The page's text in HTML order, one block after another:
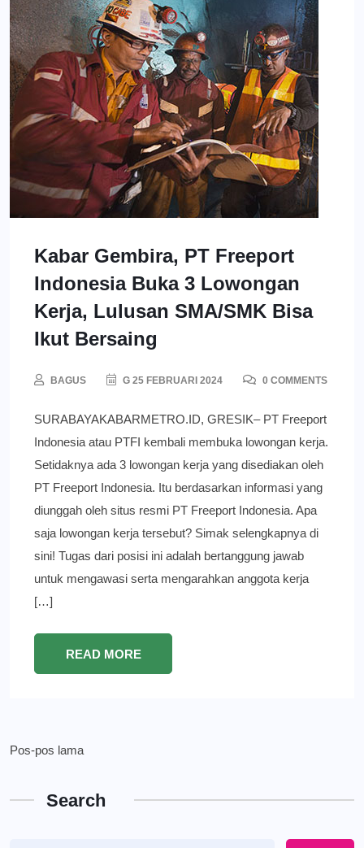
Kabar Gembira, PT Freeport
Indonesia Buka 3 Lowongan
Kerja, Lulusan SMA/SMK Bisa
Ikut Bersaing
BAGUS G 25 FEBRUARI 2024 0 COMMENTS
SURABAYAKABARMETRO.ID, GRESIK– PT Freeport
Indonesia atau PTFI kembali membuka lowongan kerja.
Setidaknya ada 3 lowongan kerja yang disediakan oleh
PT Freeport Indonesia. Itu berdasarkan informasi yang
diunggah oleh situs resmi PT Freeport Indonesia. Apa
saja lowongan kerja tersebut? Simak selengkapnya di
sini! Tugas dari posisi ini adalah bertanggung jawab
untuk mengawasi serta mengarahkan anggota kerja
[…]
READ MORE
Navigasi
Pos-pos lama
Search